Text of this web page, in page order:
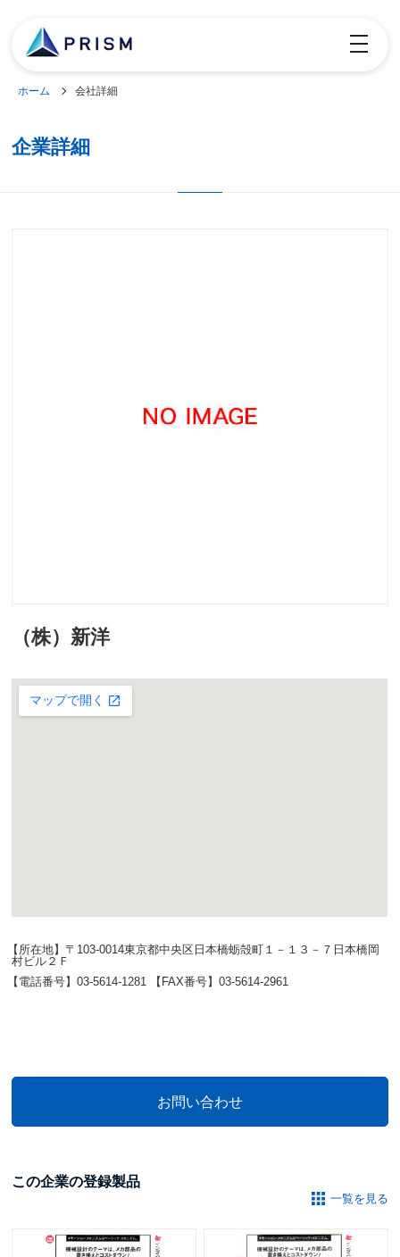
toggle
ホーム 会社詳細
企業詳細
（株）新洋
【所在地】〒103-0014東京都中央区日本橋蛎殻町１－１３－７日本橋岡
村ビル２Ｆ
【電話番号】03-5614-1281 【FAX番号】03-5614-2961
この企業の登録製品
一覧を見る